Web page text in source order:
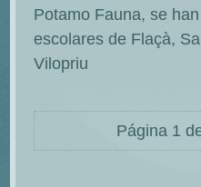
Potamo Fauna, se
escolares de Flaçà,
Vilopriu
Página 1